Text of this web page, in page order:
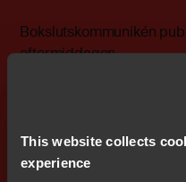
This website collects
experience
Bokslutskommunikén
eftermiddagen.
Anmäl dig till Agneta
Varmt välkommen !